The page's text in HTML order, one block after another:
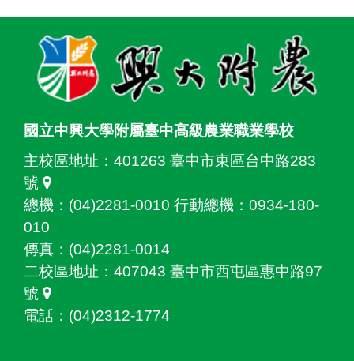
國立中興大學附屬臺中高級農業職業學校
主校區地址： 401263 臺中市東區台中路283
號
總機：(04)2281-0010 行動總機：0934-180-
010
傳真：(04)2281-0014
二校區地址： 407043 臺中市西屯區惠中路97
號
電話：(04)2312-1774